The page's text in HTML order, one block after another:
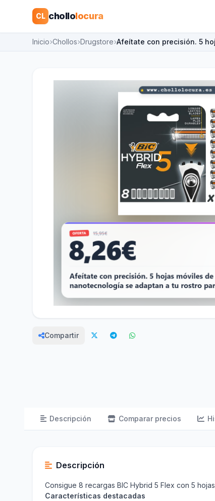
CL chollolocura
Inicio Chollos Drugstore Afeítate con precisión. 5
Compartir
Descripción Comparar precios
Descripción
Consigue 8 recargas BIC Hybrid 5 Flex con 5
Características destacadas